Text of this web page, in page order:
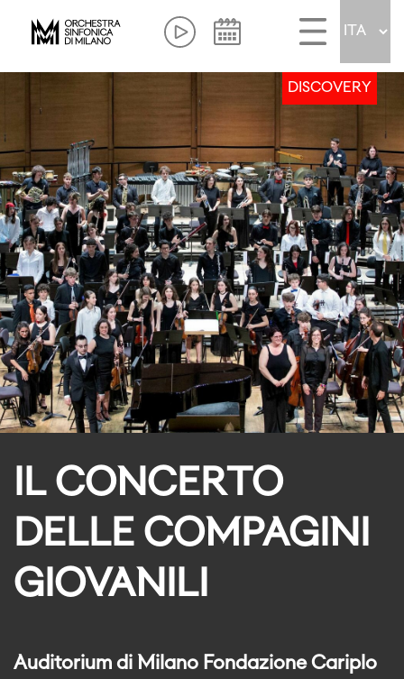
DISCOVERY
IL CONCERTO
DELLE COMPAGINI
GIOVANILI
Auditorium di Milano Fondazione Cariplo